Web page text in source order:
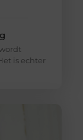
is echter